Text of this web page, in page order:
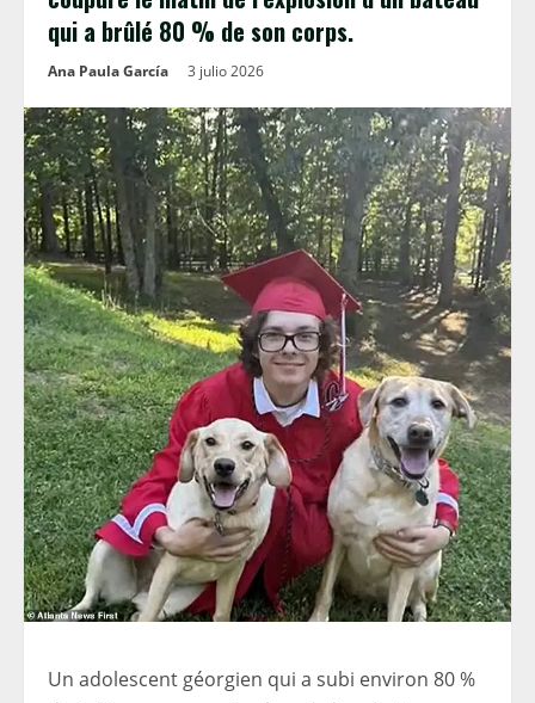
qui a brûlé 80 % de son corps.
Ana Paula García 3 julio 2026
Un adolescent géorgien qui a subi environ 80 %